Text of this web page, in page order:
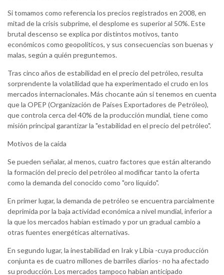
Si tomamos como referencia los precios registrados en 2008, en
mitad de la crisis subprime, el desplome es superior al 50%. Este
brutal descenso se explica por distintos motivos, tanto
económicos como geopolíticos, y sus consecuencias son buenas y
malas, según a quién preguntemos.
Tras cinco años de estabilidad en el precio del petróleo, resulta
sorprendente la volatilidad que ha experimentado el crudo en los
mercados internacionales. Más chocante aún si tenemos en cuenta
que la OPEP (Organización de Países Exportadores de Petróleo),
que controla cerca del 40% de la producción mundial, tiene como
misión principal garantizar la "estabilidad en el precio del petróleo".
Motivos de la caída
Se pueden señalar, al menos, cuatro factores que están alterando
la formación del precio del petróleo al modificar tanto la oferta
como la demanda del conocido como "oro líquido".
En primer lugar, la demanda de petróleo se encuentra parcialmente
deprimida por la baja actividad económica a nivel mundial, inferior a
la que los mercados habían estimado y por un gradual cambio a
otras fuentes energéticas alternativas.
En segundo lugar, la inestabilidad en Irak y Libia -cuya producción
conjunta es de cuatro millones de barriles diarios- no ha afectado
su producción. Los mercados tampoco habían anticipado